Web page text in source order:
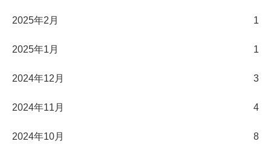
2025年2月 1
2025年1月 1
2024年12月 3
2024年11月 4
2024年10月 8